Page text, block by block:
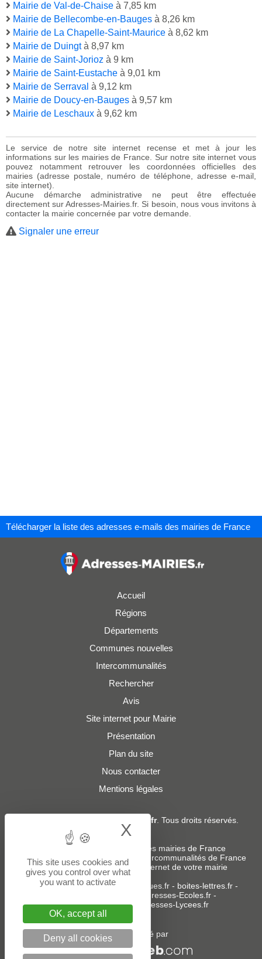
Mairie de Val-de-Chaise à 7,85 km
Mairie de Bellecombe-en-Bauges à 8,26 km
Mairie de La Chapelle-Saint-Maurice à 8,62 km
Mairie de Duingtà 8,97 km
Mairie de Saint-Jorioz à 9 km
Mairie de Saint-Eustache à 9,01 km
Mairie de Serraval à 9,12 km
Mairie de Doucy-en-Bauges à 9,57 km
Mairie de Leschaux à 9,62 km
Le service de notre site internet recense et met à jour les
informations sur les mairies de France. Sur notre site internet vous
pouvez notamment retrouver les coordonnées officielles des
mairies (adresse postale, numéro de téléphone, adresse e-mail,
site internet).
Aucune démarche administrative ne peut être effectuée
directement sur Adresses-Mairies.fr. Si besoin, nous vous invitons à
contacter la mairie concernée par votre demande.
Signaler une erreur
Télécharger la liste des adresses e-mails des mairies de France
Accueil
Régions
Départements
Communes nouvelles
Intercommunalités
Rechercher
Avis
Site internet pour Mairie
Présentation
Plan du site
Nous contacter
Mentions légales
Adresses-Mairies.fr. Tous droits réservés.
Services :
Liste des adresses e-mails des mairies de France
Liste des adresses e-mails des intercommunalités de France
-Création ou refonte du site internet de votre mairie
Sites partenaires:donneespubliques.fr- boites-lettres.fr-
Adresses-Ecoles.fr -
Adresses-Colleges.fr- Adresses-Lycees.fr
Un service édité par
This site uses cookies and
gives you control over what
you want to activate
OK, accept all
Deny all cookies
X